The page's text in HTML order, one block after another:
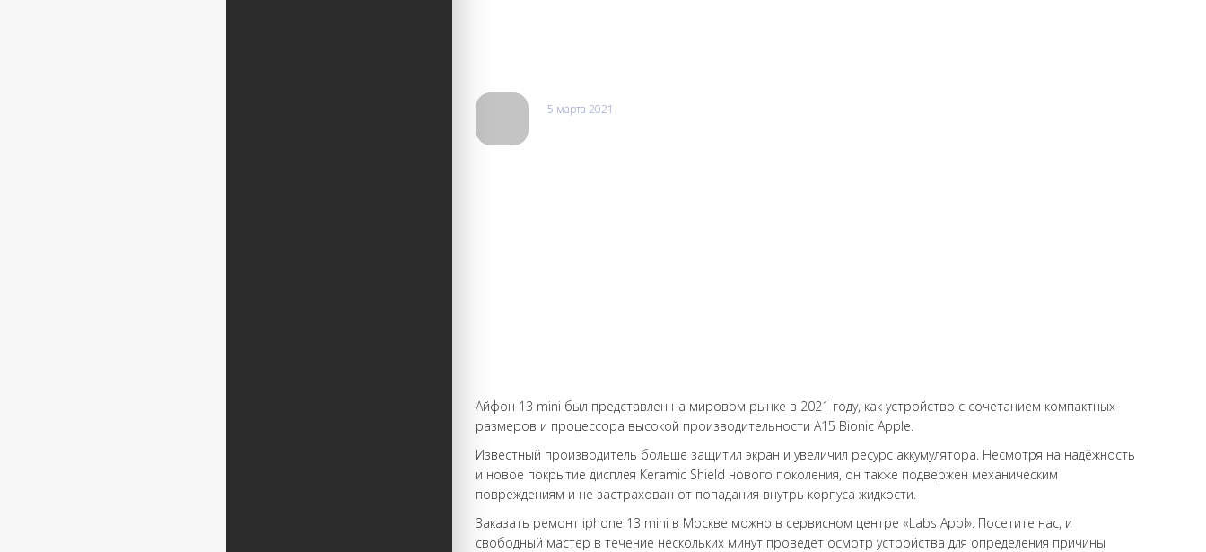
5 марта 2021
Айфон 13 mini был представлен на мировом рынке в 2021 году, как устройство с сочетанием компактных
размеров и процессора высокой производительности A15 Bionic Apple.
Известный производитель больше защитил экран и увеличил ресурс аккумулятора. Несмотря на надёжность
и новое покрытие дисплея Keramic Shield нового поколения, он также подвержен механическим
повреждениям и не застрахован от попадания внутрь корпуса жидкости.
Заказать ремонт iphone 13 mini в Москве можно в сервисном центре «Labs Appl». Посетите нас, и
свободный мастер в течение нескольких минут проведет осмотр устройства для определения причины